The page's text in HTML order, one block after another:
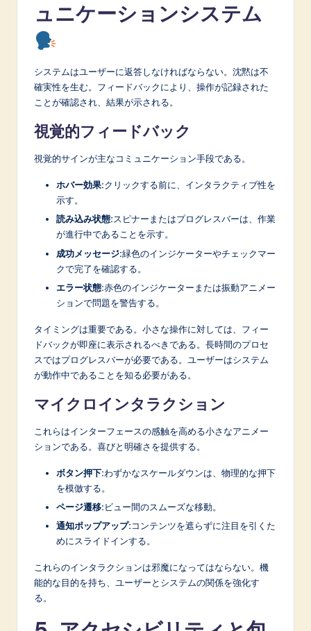
ュニケーションシステム
システムはユーザーに返答しなければならない。沈黙は不
確実性を生む。フィードバックにより、操作が記録された
ことが確認され、結果が示される。
視覚的フィードバック
視覚的サインが主なコミュニケーション手段である。
ホバー効果:クリックする前に、インタラクティブ性を
示す。
読み込み状態:スピナーまたはプログレスバーは、作業
が進行中であることを示す。
成功メッセージ:緑色のインジケーターやチェックマー
クで完了を確認する。
エラー状態:赤色のインジケーターまたは振動アニメー
ションで問題を警告する。
タイミングは重要である。小さな操作に対しては、フィー
ドバックが即座に表示されるべきである。長時間のプロセ
スではプログレスバーが必要である。ユーザーはシステム
が動作中であることを知る必要がある。
マイクロインタラクション
これらはインターフェースの感触を高める小さなアニメー
ションである。喜びと明確さを提供する。
ボタン押下:わずかなスケールダウンは、物理的な押下
を模倣する。
ページ遷移:ビュー間のスムーズな移動。
通知ポップアップ:コンテンツを遮らずに注目を引くた
めにスライドインする。
これらのインタラクションは邪魔になってはならない。機
能的な目的を持ち、ユーザーとシステムの関係を強化す
る。